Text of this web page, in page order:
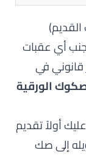
أي عقبات
في
الورقية
أولاً تقديم
إلى صك